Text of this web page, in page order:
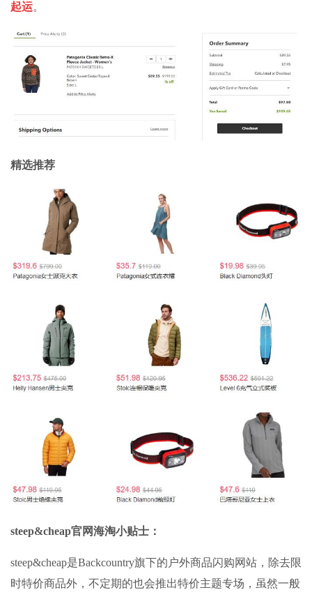
起运。
精选推荐
steep&cheap官网海淘小贴士：
steep&cheap是Backcountry旗下的户外商品闪购网站，除去限
时特价商品外，不定期的也会推出特价主题专场，虽然一般